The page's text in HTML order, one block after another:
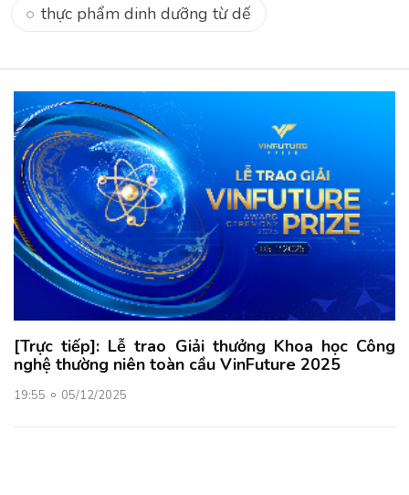
thực phẩm dinh dưỡng từ dế
[Trực tiếp]: Lễ trao Giải thưởng Khoa học Công
nghệ thường niên toàn cầu VinFuture 2025
19:55 05/12/2025